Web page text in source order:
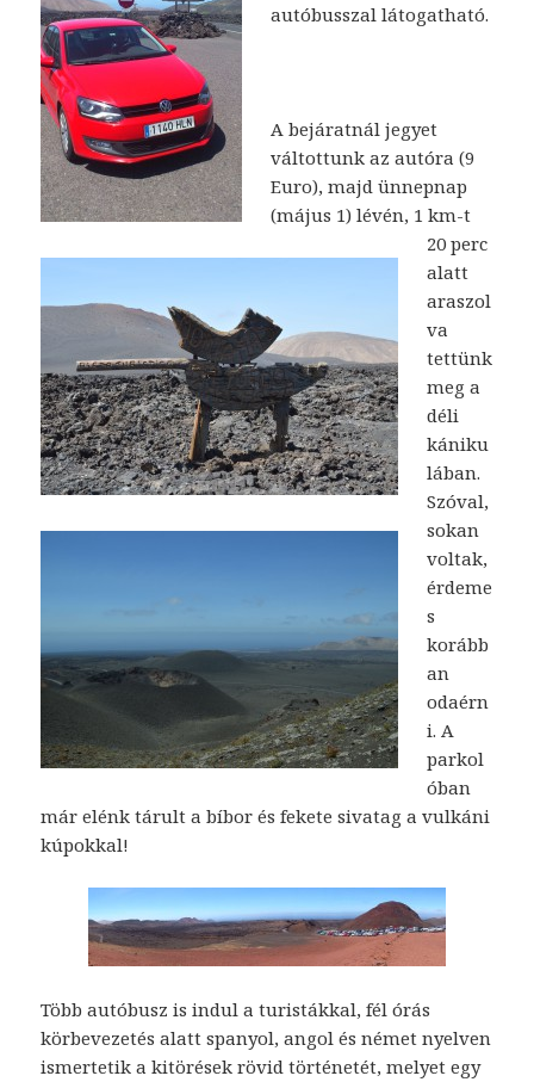
autóbusszal látogatható.
A bejáratnál jegyet
váltottunk az autóra (9
Euro), majd ünnepnap
(május 1) lévén, 1 km-t
20 perc
alatt
araszol
va
tettünk
meg a
déli
kániku
lában.
Szóval,
sokan
voltak,
érdeme
s
korább
an
odaérn
i. A
parkol
óban
már elénk tárult a bíbor és fekete sivatag a vulkáni
kúpokkal!
Több autóbusz is indul a turistákkal, fél órás
körbevezetés alatt spanyol, angol és német nyelven
ismertetik a kitörések rövid történetét, melyet egy